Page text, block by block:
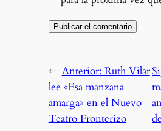
← Anterior: Ruth Vilar
lee «Esa manzana
amarga» en el Nuevo
Teatro Fronterizo